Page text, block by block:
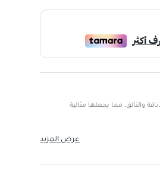
زركونيا مكعب 5 ملم تجمع بين الأناقة والتألق، مما يجعلها مثالية
عرض المزيد